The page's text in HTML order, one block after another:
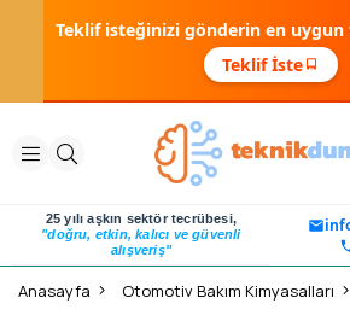
Teklif isteğinizi gönderin en uygun
Teklif İste
25 yılı aşkın sektör tecrübesi,
"doğru, etkin, kalıcı ve güvenli
alışveriş"
Anasayfa Otomotiv Bakım Kimyasalları